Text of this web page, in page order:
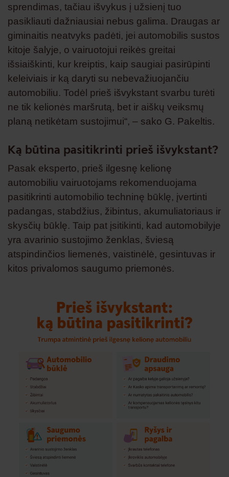
sprendimas, tačiau išvykus į užsienį tuo
pasikliauti dažniausiai nebus galima. Draugas ar
giminaitis neatvyks padėti, jei automobilis sustos
kitoje šalyje, o vairuotojui reikės greitai
išsiaiškinti, kur kreiptis, kaip saugiai pasirūpinti
keleiviais ir ką daryti su nebevažiuojančiu
automobiliu. Todėl prieš išvykstant svarbu turėti
ne tik kelionės maršrutą, bet ir aiškų veiksmų
planą netikėtam sustojimui“, – sako G. Pakeltis.
Ką būtina pasitikrinti prieš išvykstant?
Pasak eksperto, prieš ilgesnę kelionę
automobiliu vairuotojams rekomenduojama
pasitikrinti automobilio techninę būklę, įvertinti
padangas, stabdžius, žibintus, akumuliatoriaus ir
skysčių būklę. Taip pat įsitikinti, kad automobilyje
yra avarinio sustojimo ženklas, šviesą
atspindinčios liemenės, vaistinėlė, gesintuvas ir
kitos privalomos saugumo priemonės.